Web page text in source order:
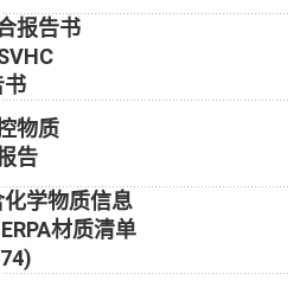
报告书
书
物质
告
学物质信息
材质清单